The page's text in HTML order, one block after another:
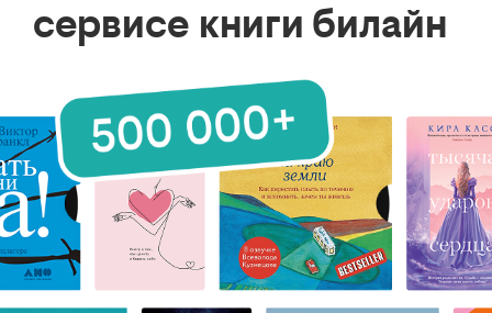
сервисе книги билайн